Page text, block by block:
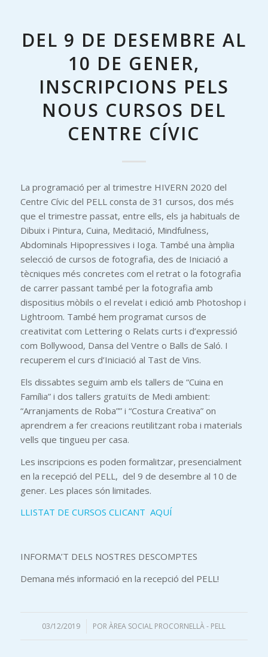
DEL 9 DE DESEMBRE AL
10 DE GENER,
INSCRIPCIONS PELS
NOUS CURSOS DEL
CENTRE CÍVIC
La programació per al trimestre HIVERN 2020 del
Centre Cívic del PELL consta de 31 cursos, dos més
que el trimestre passat, entre ells, els ja habituals de
Dibuix i Pintura, Cuina, Meditació, Mindfulness,
Abdominals Hipopressives i Ioga. També una àmplia
selecció de cursos de fotografia, des de Iniciació a
tècniques més concretes com el retrat o la fotografia
de carrer passant també per la fotografia amb
dispositius mòbils o el revelat i edició amb Photoshop i
Lightroom. També hem programat cursos de
creativitat com Lettering o Relats curts i d’expressió
com Bollywood, Dansa del Ventre o Balls de Saló. I
recuperem el curs d’Iniciació al Tast de Vins.
Els dissabtes seguim amb els tallers de “Cuina en
Família” i dos tallers gratuïts de Medi ambient:
“Arranjaments de Roba”” i “Costura Creativa” on
aprendrem a fer creacions reutilitzant roba i materials
vells que tingueu per casa.
Les inscripcions es poden formalitzar, presencialment
en la recepció del PELL, del 9 de desembre al 10 de
gener. Les places són limitades.
LLISTAT DE CURSOS CLICANT AQUÍ
INFORMA’T DELS NOSTRES DESCOMPTES
Demana més informació en la recepció del PELL!
03/12/2019
/ PORÀREA SOCIAL PROCORNELLÀ - PELL